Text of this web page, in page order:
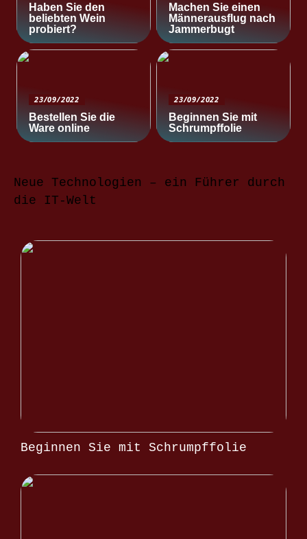
Haben Sie den
beliebten Wein
probiert?
Machen Sie einen
Männerausflug nach
Jammerbugt
23/09/2022
Bestellen Sie die
Ware online
23/09/2022
Beginnen Sie mit
Schrumpffolie
Neue Technologien – ein Führer durch
die IT-Welt
Beginnen Sie mit Schrumpffolie